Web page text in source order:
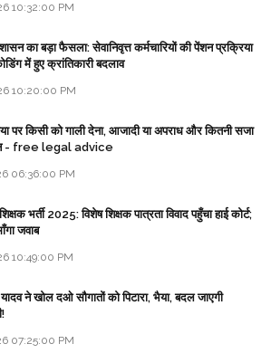
10:32:00 PM
का बड़ा फैसला: सेवानिवृत्त कर्मचारियों की पेंशन प्रक्रिया
में हुए क्रांतिकारी बदलाव
10:20:00 PM
पर किसी को गाली देना, आजादी या अपराध और कितनी सजा
- free legal advice
06:36:00 PM
भर्ती 2025: विशेष शिक्षक पात्रता विवाद पहुँचा हाई कोर्ट;
जवाब
10:49:00 PM
ने खोल दओ सौगातों को पिटारा, भैया, बदल जाएगी
07:25:00 PM